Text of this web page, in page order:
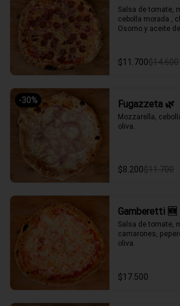
Salsa de tomate,
cebolla morada ,
Osorno y aceite
$11.700$14.600
-30% Fugazzeta 🌿
Mozzarella,
oliva.
$8.200$11.700
Gamberetti 🆕
Salsa de tomate,
camarones,
oliva.
$17.500